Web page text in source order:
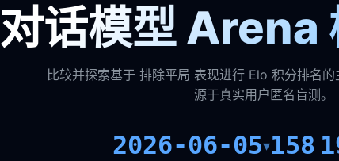
对话模型 Arena
比较并探索基于 排除平局 表现进行 Elo 积分排名
源于真实用户匿名盲测。
2026-06-05▾158